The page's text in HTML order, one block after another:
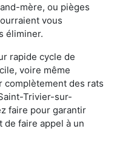
mère, ou pièges
vous
éliminer.
rapide cycle de
voire même
complètement des rats
Trivier-sur-
faire pour garantir
de faire appel à un